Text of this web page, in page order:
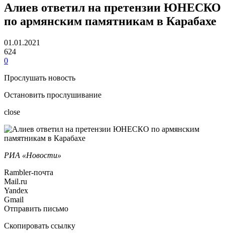
Алиев ответил на претензии ЮНЕСКО
по армянским памятникам в Карабахе
01.01.2021
624
0
Прослушать новость
Остановить прослушивание
close
РИА «Новости»
Rambler-почта
Mail.ru
Yandex
Gmail
Отправить письмо
Скопировать ссылку